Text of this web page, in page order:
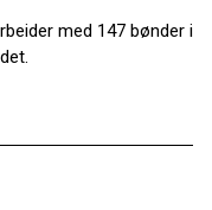
med 147 bønder i